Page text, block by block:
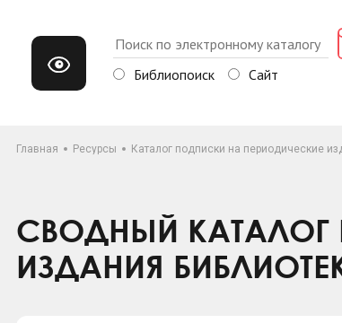
Библиопоиск Сайт
Главная Ресурсы Каталог подписки на периодические
СВОДНЫЙ КАТАЛОГ
ИЗДАНИЯ